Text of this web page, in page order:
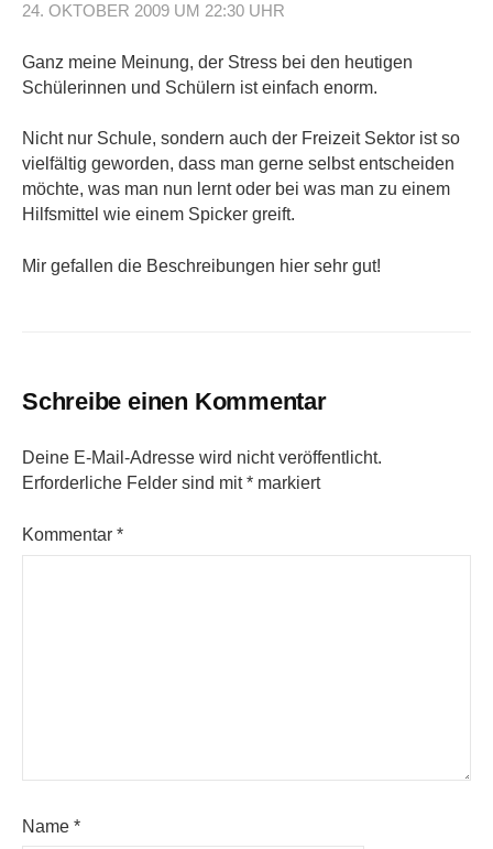
24. OKTOBER 2009 UM 22:30 UHR
Ganz meine Meinung, der Stress bei den heutigen
Schülerinnen und Schülern ist einfach enorm.
Nicht nur Schule, sondern auch der Freizeit Sektor ist so
vielfältig geworden, dass man gerne selbst entscheiden
möchte, was man nun lernt oder bei was man zu einem
Hilfsmittel wie einem Spicker greift.
Mir gefallen die Beschreibungen hier sehr gut!
Schreibe einen Kommentar
Deine E-Mail-Adresse wird nicht veröffentlicht.
Erforderliche Felder sind mit* markiert
Kommentar *
Name *